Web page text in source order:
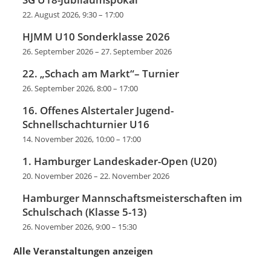
22. August 2026, 9:30– 17:00
HJMM U10 Sonderklasse 2026
26. September 2026–27. September 2026
22. „Schach am Markt“– Turnier
26. September 2026, 8:00– 17:00
16. Offenes Alstertaler Jugend-
Schnellschachturnier U16
14. November 2026, 10:00– 17:00
1. Hamburger Landeskader-Open (U20)
20. November 2026–22. November 2026
Hamburger Mannschaftsmeisterschaften im
Schulschach (Klasse 5-13)
26. November 2026, 9:00– 15:30
Alle Veranstaltungen anzeigen